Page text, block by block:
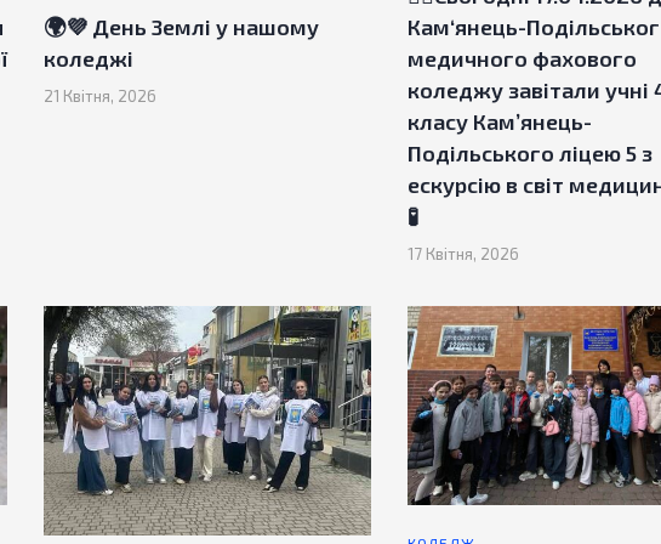
🌍💜 День Землі у нашому
коледжі
21 Квітня, 2026
Кам‘янець-
медичного фахового
коледжу завітали учні
класу Камʼянець-
Подільського ліцею 5 з
ескурсію в світ
🧪
17 Квітня, 2026